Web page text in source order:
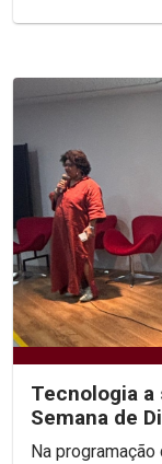
Tecnologia a
Semana de
Camara na
Na